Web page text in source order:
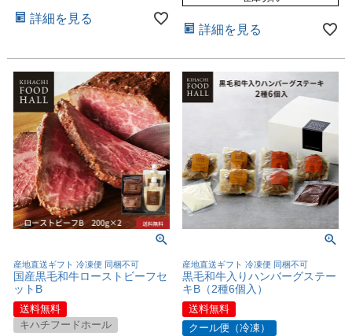
詳細を見る
詳細を見る
産地直送ギフト 冷凍便 同梱不可
国産黒毛和牛ローストビーフセ
ットB
送料無料
キハチフードホール
産地直送ギフト 冷凍便 同梱不可
黒毛和牛入りハンバーグステー
キB（2種6個入）
送料無料
クール便（冷凍）